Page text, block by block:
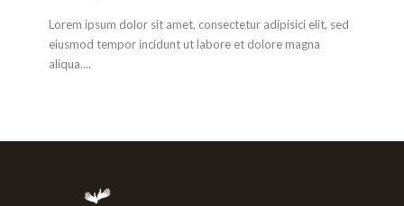
Lorem ipsum dolor sit amet, consectetur adipisici elit, sed
eiusmod tempor incidunt ut labore et dolore magna
aliqua....